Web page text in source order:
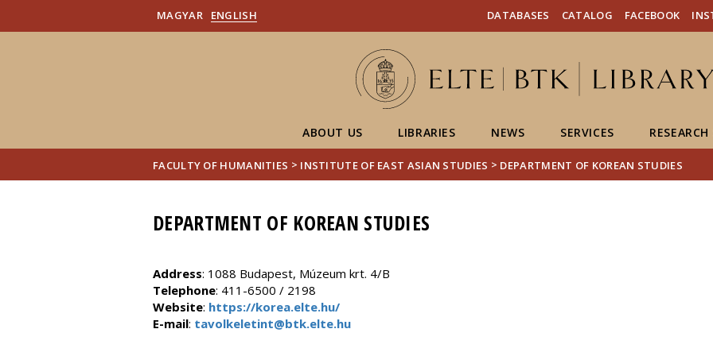
MAGYAR ENGLISH DATABASES CATALOG FACEBOOK
ABOUT US LIBRARIES NEWS SERVICES
FACULTY OF HUMANITIES > INSTITUTE OF EAST ASIAN STUDIES > DEPARTMENT OF KOREAN STUDIES
DEPARTMENT OF KOREAN STUDIES
Address: 1088 Budapest, Múzeum krt. 4/B
Telephone: 411-6500 / 2198
Website: https://korea.elte.hu/
E-mail: tavolkeletint@btk.elte.hu